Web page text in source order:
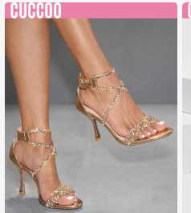
ละหลากหลาย เซ็กซี่ ปาร์ตี้ รองเท้าแตะ
ผู้หญิง รองเท้าผู้หญิง